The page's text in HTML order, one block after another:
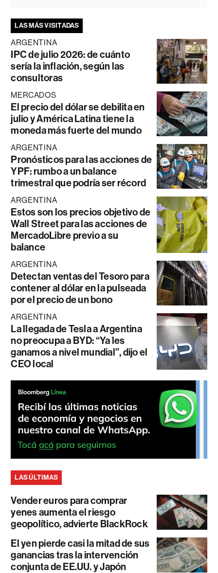
LAS MÁS VISITADAS
ARGENTINA
IPC de julio 2026: de cuánto
sería la inflación, según las
consultoras
MERCADOS
El precio del dólar se debilita en
julio y América Latina tiene la
moneda más fuerte del mundo
ARGENTINA
Pronósticos para las acciones de
YPF: rumbo a un balance
trimestral que podría ser récord
ARGENTINA
Estos son los precios objetivo de
Wall Street para las acciones de
MercadoLibre previo a su
balance
ARGENTINA
Detectan ventas del Tesoro para
contener al dólar en la pulseada
por el precio de un bono
ARGENTINA
La llegada de Tesla a Argentina
no preocupa a BYD: “Ya les
ganamos a nivel mundial”, dijo el
CEO local
LAS ÚLTIMAS
Vender euros para comprar
yenes aumenta el riesgo
geopolítico, advierte BlackRock
El yen pierde casi la mitad de sus
ganancias tras la intervención
conjunta de EE.UU. y Japón